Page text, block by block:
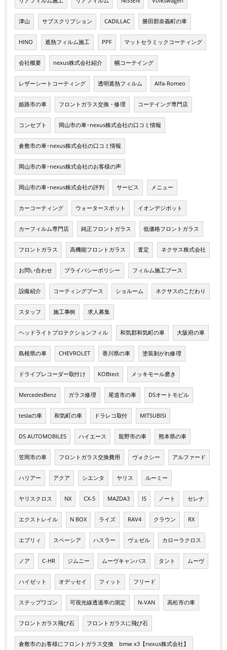
津山 サブスクリプション CADILLAC 勝田郡奈義町の車
HINO 遮熱フィルム施工 PPF マットセラミックコーティング
会社概要 nexus株式会社紹介 幌コーテイング
レザーシートコーティング 透明遮熱フィルム Alfa-Romeo
姫路市の車 フロントガラス交換・修理 コーテイング専門店
コンセプト 岡山市の車･nexus株式会社の口コミ情報
倉敷市の車･nexus株式会社の口コミ情報
岡山市の車･nexus株式会社のお客様の声
岡山市の車･nexus株式会社の評判 サービス メニュー
カーコーティング ウォータースポット イオンデジポット
カーフィルム専門店 純正フロントガラス 低価格フロントガラス
フロントガラス 高機能フロントガラス 査定 ネクサス株式会社
お問い合わせ プライバシーポリシー フィルム施工ブース
設備紹介 コーティングブース ショルーム ネクサスのこだわり
スタッフ 施工事例 求人募集
ヘッドライトプロテクションフィル 和気郡和気町の車 大阪府の車
島根県の車 CHEVROLET 香川県の車 塗装剝がれ修理
ドライブレコーダー取付け KOBtect メッキモール磨き
MercedesBenz ガラス修理 尾道市の車 DSオートモビル
teslaの車 和気町の車 ドラレコ取付 MITSUBISI
DS AUTOMOBILES ハイエース 龍野市の車 熊本県の車
笠岡市の車 フロントガラス交換費用 ヴォクシー アルファード
ハリアー アクア シエンタ ヤリス ルーミー
ヤリスクロス NX CX-5 MAZDA3 IS ノート セレナ
エクストレイル N BOX ライズ RAV4 クラウン RX
エブリィ スペーシア ハスラー ヴェゼル カローラクロス
ノア C-HR ジムニー ムーヴキャンバス タント ムーヴ
ハイゼット オデッセイ フィット フリード
ステップワゴン 可視光線透過率の測定 N-VAN 高松市の車
フロントガラス飛び石 フロントガラスに飛び石
倉敷市のお客様にフロントガラス交換 bmw x3【nexus株式会社】